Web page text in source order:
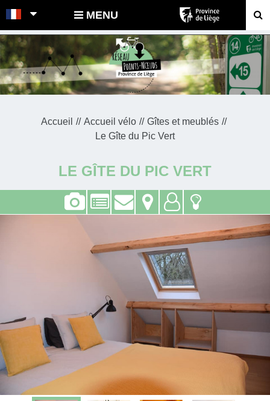
POINTS-NOEUDS MENU
Accueil Accueil vélo
Gîtes et meublés
Le Gîte du Pic Vert
LE GÎTE DU PIC VERT